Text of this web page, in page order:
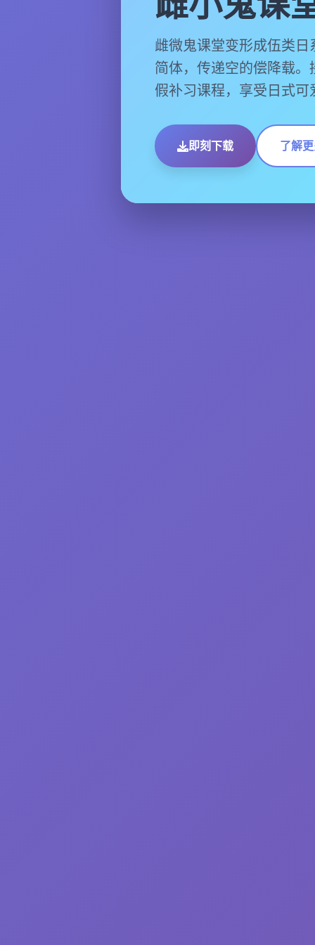
雌微鬼课堂变形成伍类
简体，传递空的偿降载
假补习课程，享受日式
即刻下载 了解